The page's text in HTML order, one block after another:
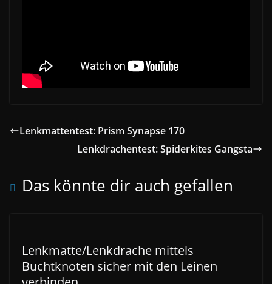
Lenkmattentest: Prism Synapse 170
Lenkdrachentest: Spiderkites Gangsta
Das könnte dir auch gefallen
Lenkmatte/Lenkdrache mittels
Buchtknoten sicher mit den Leinen